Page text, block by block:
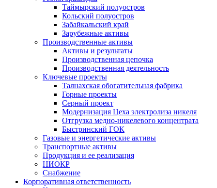
Таймырский полуостров
Кольский полуостров
Забайкальский край
Зарубежные активы
Производственные активы
Активы и результаты
Производственная цепочка
Производственная деятельность
Ключевые проекты
Талнахская обогатительная фабрика
Горные проекты
Серный проект
Модернизация Цеха электролиза никеля
Отгрузка медно-никелевого концентрата
Быстринский ГОК
Газовые и энергетические активы
Транспортные активы
Продукция и ее реализация
НИОКР
Снабжение
Корпоративная ответственность